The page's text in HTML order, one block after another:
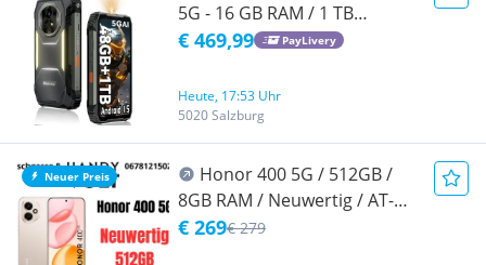
5G - 16 GB RAM / 1 TB
Speicher - Wie neu
€ 469,99 PayLivery
Heute, 17:53 Uhr
5020 Salzburg
Neuer Preis
Honor 400 5G / 512GB /
8GB RAM / Neuwertig / AT-
WARE / Offen für alle Netze /
€ 269€ 279